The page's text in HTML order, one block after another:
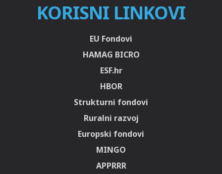
KORISNI LINKOVI
EU Fondovi
HAMAG BICRO
ESF.hr
HBOR
Strukturni fondovi
Ruralni razvoj
Europski fondovi
MINGO
APPRRR